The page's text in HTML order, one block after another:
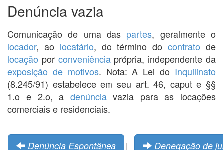
Denúncia vazia
Comunicação de uma das partes, geralmente o
locador, ao locatário, do término do contrato de
locação por conveniência própria, independente da
exposição de motivos. Nota: A Lei do Inquilinato
(8.245/91) estabelece em seu art. 46, caput e §§
1.o e 2.o, a denúncia vazia para as locações
comerciais e residenciais.
Denúncia Espontânea | Denegação de